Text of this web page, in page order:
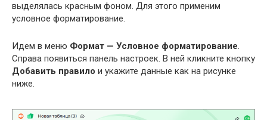
выделялась красным фоном. Для этого применим
условное форматирование.
Идем в меню Формат — Условное форматирование.
Справа появиться панель настроек. В ней кликните кнопку
Добавить правило и укажите данные как на рисунке
ниже.